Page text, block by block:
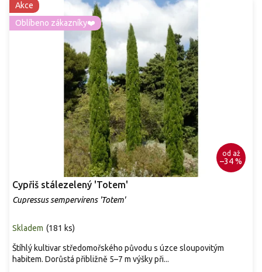
Akce
Oblíbeno zákazníky❤️
od až
–34 %
Cypřiš stálezelený 'Totem'
Cupressus sempervirens 'Totem'
Skladem (181 ks)
Štíhlý kultivar středomořského původu s úzce sloupovitým
habitem. Dorůstá přibližně 5–7 m výšky při...